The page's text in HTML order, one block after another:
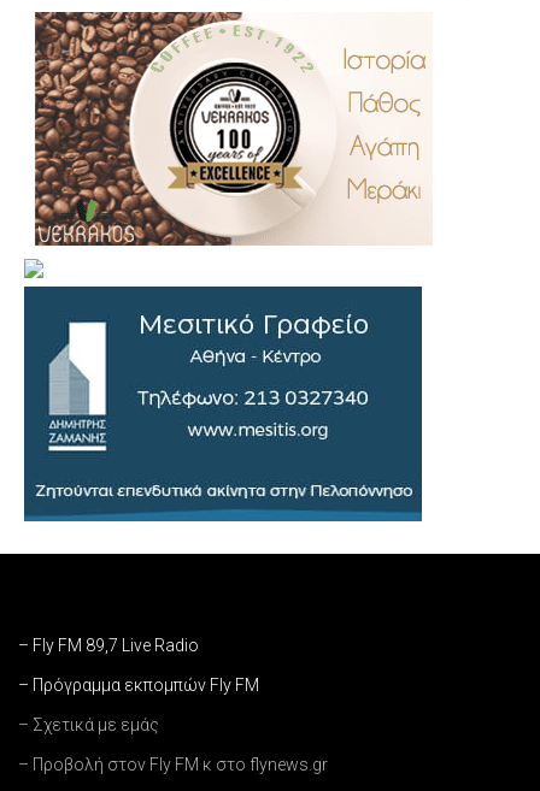
– Fly FM 89,7 Live Radio
– Πρόγραμμα εκπομπών Fly FM
– Σχετικά με εμάς
– Προβολή στον Fly FM κ στο flynews.gr